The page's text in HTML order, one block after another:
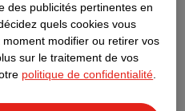
des publicités pertinentes en
quels cookies vous
moment modifier ou retirer vos
sur le traitement de vos
politique de confidentialité.